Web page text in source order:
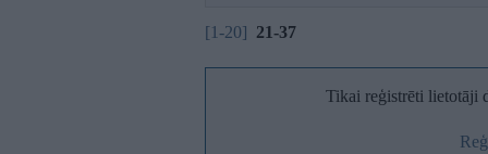
[1-20] 21-37
Tikai reģistrēti lietotāji